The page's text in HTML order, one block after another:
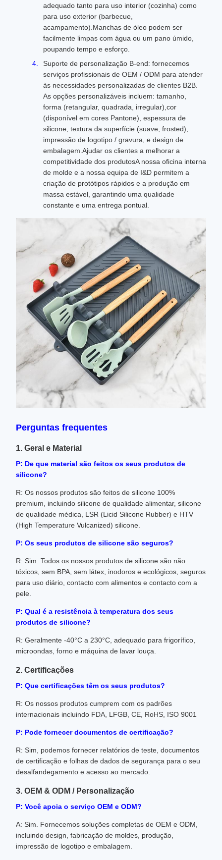
adequado tanto para uso interior (cozinha) como
para uso exterior (barbecue,
acampamento).Manchas de óleo podem ser
facilmente limpas com água ou um pano úmido,
poupando tempo e esforço.
Suporte de personalização B-end: fornecemos
serviços profissionais de OEM / ODM para atender
às necessidades personalizadas de clientes B2B.
As opções personalizáveis incluem: tamanho,
forma (retangular, quadrada, irregular),cor
(disponível em cores Pantone), espessura de
silicone, textura da superfície (suave, frosted),
impressão de logotipo / gravura, e design de
embalagem.Ajudar os clientes a melhorar a
competitividade dos produtosA nossa oficina interna
de molde e a nossa equipa de I&D permitem a
criação de protótipos rápidos e a produção em
massa estável, garantindo uma qualidade
constante e uma entrega pontual.
Perguntas frequentes
1. Geral e Material
P: De que material são feitos os seus produtos de
silicone?
R: Os nossos produtos são feitos de silicone 100%
premium, incluindo silicone de qualidade alimentar, silicone
de qualidade médica, LSR (Licid Silicone Rubber) e HTV
(High Temperature Vulcanized) silicone.
P: Os seus produtos de silicone são seguros?
R: Sim. Todos os nossos produtos de silicone são não
tóxicos, sem BPA, sem látex, inodoros e ecológicos, seguros
para uso diário, contacto com alimentos e contacto com a
pele.
P: Qual é a resistência à temperatura dos seus
produtos de silicone?
R: Geralmente -40°C a 230°C, adequado para frigorífico,
microondas, forno e máquina de lavar louça.
2. Certificações
P: Que certificações têm os seus produtos?
R: Os nossos produtos cumprem com os padrões
internacionais incluindo FDA, LFGB, CE, RoHS, ISO 9001
P: Pode fornecer documentos de certificação?
R: Sim, podemos fornecer relatórios de teste, documentos
de certificação e folhas de dados de segurança para o seu
desalfandegamento e acesso ao mercado.
3. OEM & ODM / Personalização
P: Você apoia o serviço OEM e ODM?
A: Sim. Fornecemos soluções completas de OEM e ODM,
incluindo design, fabricação de moldes, produção,
impressão de logotipo e embalagem.